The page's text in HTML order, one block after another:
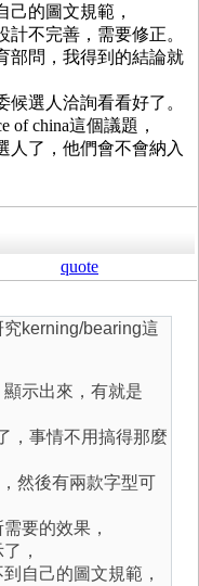
的圖文規範，
不完善，需要修正。
部問，我得到的結論就
選人洽詢看看好了。
of china這個議題，
人了，他們會不會納入
quote
kerning/bearing這
示出來，有就是
，事情不用搞得那麼
然後有兩款字型可
要的效果，
，
自己的圖文規範，